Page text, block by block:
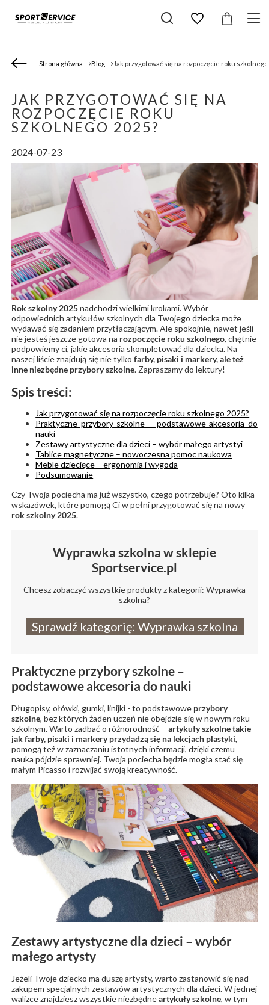
Strona główna Blog Jak przygotować się na rozpoczęcie roku szkolnego
JAK PRZYGOTOWAĆ SIĘ NA
ROZPOCZĘCIE ROKU
SZKOLNEGO 2025?
2024-07-23
Rok szkolny 2025nadchodzi wielkimi krokami. Wybór
odpowiednich artykułów szkolnych dla Twojego dziecka może
wydawać się zadaniem przytłaczającym. Ale spokojnie, nawet jeśli
nie jesteś jeszcze gotowa na rozpoczęcie roku szkolnego, chętnie
podpowiemy ci, jakie akcesoria skompletować dla dziecka. Na
naszej liście znajdują się nie tylkofarby, pisaki i markery, ale też
inne niezbędne przybory szkolne. Zapraszamy do lektury!
Spis treści:
Jak przygotować się na rozpoczęcie roku szkolnego 2025?
Praktyczne przybory szkolne – podstawowe akcesoria do
nauki
Zestawy artystyczne dla dzieci – wybór małego artystyi
Tablice magnetyczne – nowoczesna pomoc naukowa
Meble dziecięce – ergonomia i wygoda
Podsumowanie
Czy Twoja pociecha ma już wszystko, czego potrzebuje? Oto kilka
wskazówek, które pomogą Ci w pełni przygotować się na nowy
rokszkolny 2025.
Wyprawka szkolna w sklepie
Sportservice.pl
Chcesz zobaczyć wszystkie produkty z kategorii: Wyprawka
szkolna?
Sprawdź kategorię: Wyprawka szkolna
Praktyczne przybory szkolne –
podstawowe akcesoria do nauki
Długopisy, ołówki, gumki, linijki - to podstawowe przybory
szkolne, bez których żaden uczeń nie obejdzie się w nowym roku
szkolnym. Warto zadbać o różnorodność –artykuły szkolne takie
jakfarby, pisaki i markery przydadzą się na lekcjach plastyki,
pomogą też w zaznaczaniu istotnych informacji, dzięki czemu
nauka pójdzie sprawniej. Twoja pociecha będzie mogła stać się
małym Picasso i rozwijać swoją kreatywność.
Zestawy artystyczne dla dzieci – wybór
małego artysty
Jeżeli Twoje dziecko ma duszę artysty, warto zastanowić się nad
zakupem specjalnych zestawów artystycznych dla dzieci. W jednej
walizce znajdziesz wszystkie niezbędneartykuły szkolne, w tym